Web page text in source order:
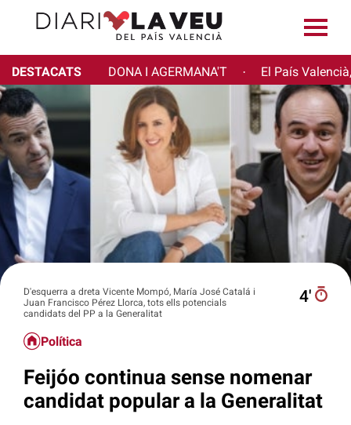
DESTACATS DONA I AGERMANA'T · El País
D'esquerra a dreta Vicente Mompó, María José Catalá i
Juan Francisco Pérez Llorca, tots ells potencials
candidats del PP a la Generalitat
4′
Política
Feijóo continua sense nomenar
candidat popular a la Generalitat